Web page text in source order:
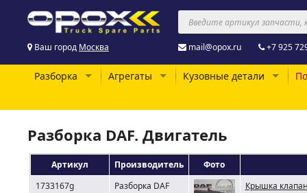
Ваш город Москва mail@opox.ru +7 925
Разборка Агрегаты Кузовные детали
Разборка DAF. Двигатель
Артикул Производитель
Фото
1733167g
Разборка DAF
Крышка